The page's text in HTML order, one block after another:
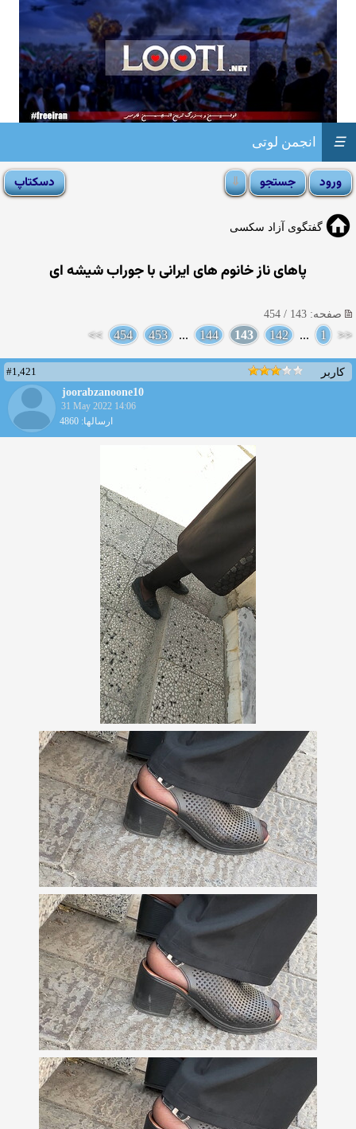
انجمن لوتی ☰
گفتگوی آزاد سکسی
پاهای ناز خانوم های ایرانی با جوراب شیشه ای
صفحه: 143 / 454
<<
1
...
142
143
144
...
453
454
>>
کاربر
#1,421
joorabzanoone10
31 May 2022 14:06
ارسالها: 4860